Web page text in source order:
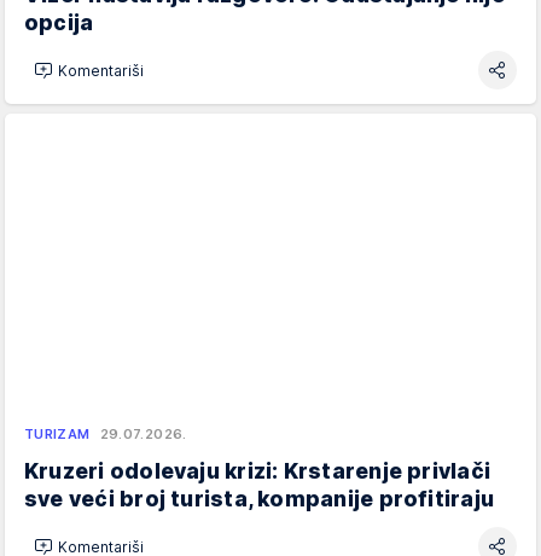
opcija
Komentariši
TURIZAM 29.07.2026.
Kruzeri odolevaju krizi: Krstarenje privlači
sve veći broj turista, kompanije profitiraju
Komentariši